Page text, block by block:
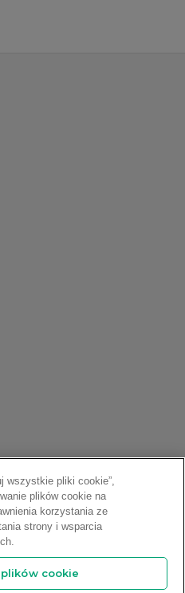
wszystkie pliki cookie”,
plików cookie na
korzystania ze
strony i wsparcia
cookie